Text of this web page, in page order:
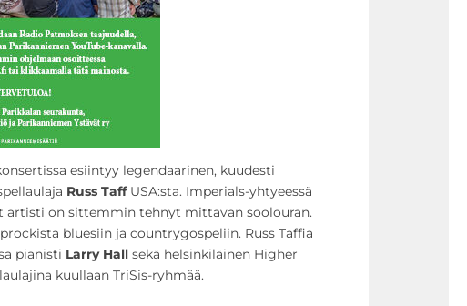
esiintyy legendaarinen, kuudesti
Russ TaffUSA:sta. Imperials-yhtyeessä
artisti on sittemmin tehnyt mittavan soolouran.
bluesiin ja countrygospeliin. Russ Taffia
pianisti Larry Hallsekä helsinkiläinen Higher
kuullaan TriSis-ryhmää.